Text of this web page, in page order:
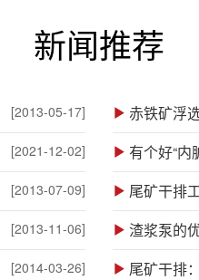
新闻推荐
[2013-05-17]
[2021-12-02] 有个好“内
[2013-07-09] 尾矿干排
[2013-11-06] 渣浆泵的
[2014-03-26] 尾矿干排